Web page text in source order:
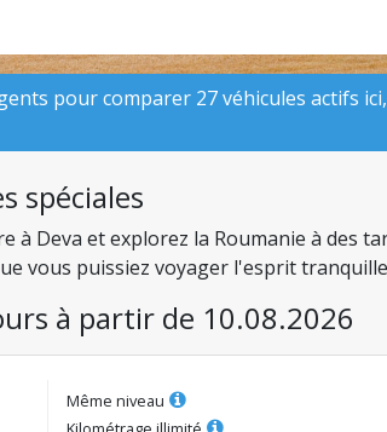
pour comparer 27 véhicules actifs
spéciales
Deva et explorez la Roumanie à des
vous puissiez voyager l'esprit
à partir de 10.08.2026
Même niveau